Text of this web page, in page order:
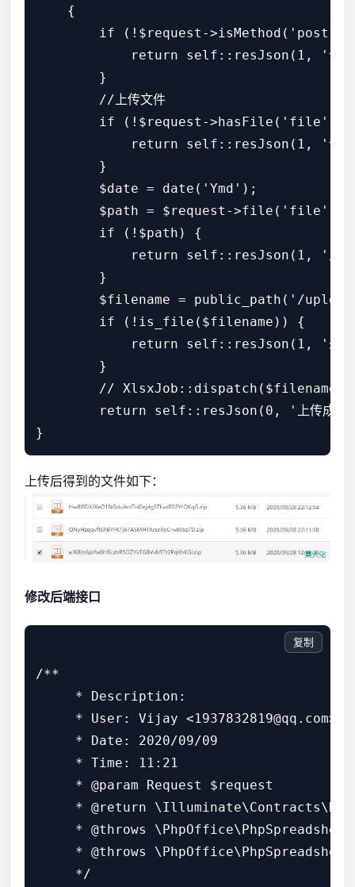
    {
if (!$request-
return self::resJson(1, '请求
        }
        //上传文件
if (!$request->hasFile('file'))
return self::resJson(1, '请上
        }
        $date = date('Ymd');
$path = $request->file('file')-
        if (!$path) {
return self::resJson(1, '上传
        }
$filename = public_path('/
        if (!is_file($filename)) {
return self::resJson(1, '未找
        }
// XlsxJob::dispatch($filename);//
return self::resJson(0, '上传成功，
上传后得到的文件如下：
修改后端接口
/**
     * Description:
     * User: Vijay <1937832819@qq.com>
     * Date: 2020/09/09
     * Time: 11:21
     * @param Request $request
* @return
* @throws
* @throws
     */
复制